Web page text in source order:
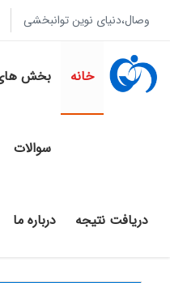
وصال،دنیای نوین توانبخشی
خانه بخش
سوالات
دریافت نتیجه درباره ما